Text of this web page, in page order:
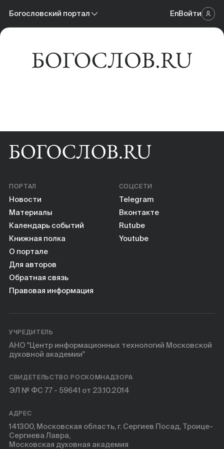
Богословский портал
Богословский портал
EnВойти
Новости
Научные инструменты
ПОРТАЛ
Новости
Материалы
Календарь событий
Книжная полка
О портале
Для авторов
Обратная связь
Правовая информация
СОЦСЕТИ
Telegram
Вконтакте
Rutube
Youtube
УЧРЕДИТЕЛЬ
АНО "Центр информационных технологий Московской
духовной академии"
СВИДЕТЕЛЬСТВО РОСКОМНАДЗОРА
ЭЛ № ФС 77 - 59641 от 23.10.2014
АДРЕС
141300, Московская область, г. Сергиев Посад, Троице-
Сергиева Лавра,
Московская духовная академия